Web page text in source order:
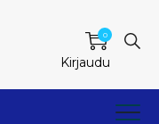
0
Kirjaudu